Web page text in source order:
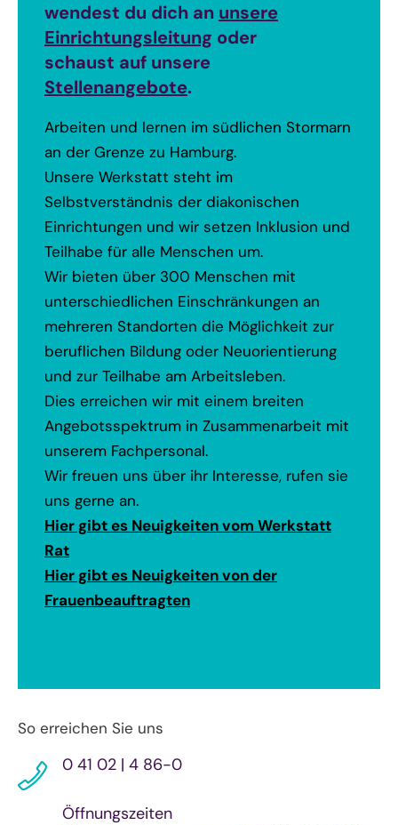
wendest du dich an unsere
Einrichtungsleitung oder
schaust auf unsere
Stellenangebote.
Arbeiten und lernen im südlichen Stormarn
an der Grenze zu Hamburg.
Unsere Werkstatt steht im
Selbstverständnis der diakonischen
Einrichtungen und wir setzen Inklusion und
Teilhabe für alle Menschen um.
Wir bieten über 300 Menschen mit
unterschiedlichen Einschränkungen an
mehreren Standorten die Möglichkeit zur
beruflichen Bildung oder Neuorientierung
und zur Teilhabe am Arbeitsleben.
Dies erreichen wir mit einem breiten
Angebotsspektrum in Zusammenarbeit mit
unserem Fachpersonal.
Wir freuen uns über ihr Interesse, rufen sie
uns gerne an.
Hier gibt es Neuigkeiten vom Werkstatt
Rat
Hier gibt es Neuigkeiten von der
Frauenbeauftragten
So erreichen Sie uns
0 41 02 | 4 86-0
Öffnungszeiten